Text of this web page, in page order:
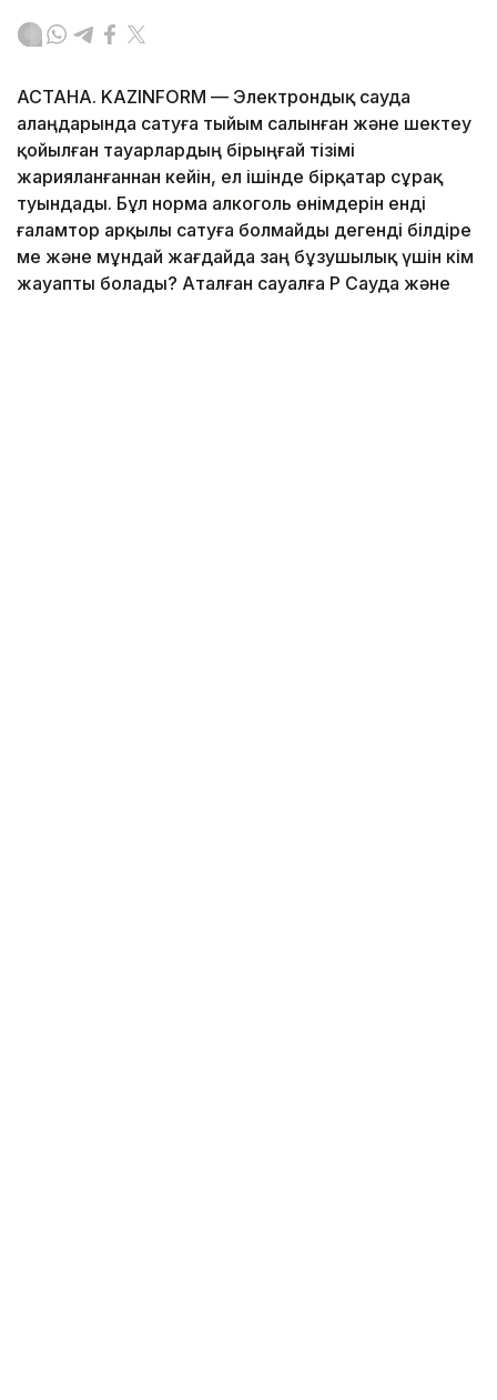
АСТАНА. KAZINFORM — Электрондық сауда
алаңдарында сатуға тыйым салынған және шектеу
қойылған тауарлардың бірыңғай тізімі
жарияланғаннан кейін, ел ішінде бірқатар сұрақ
туындады. Бұл норма алкоголь өнімдерін енді
ғаламтор арқылы сатуға болмайды дегенді білдіре
ме және мұндай жағдайда заң бұзушылық үшін кім
жауапты болады? Аталған сауалға ҚР Сауда және